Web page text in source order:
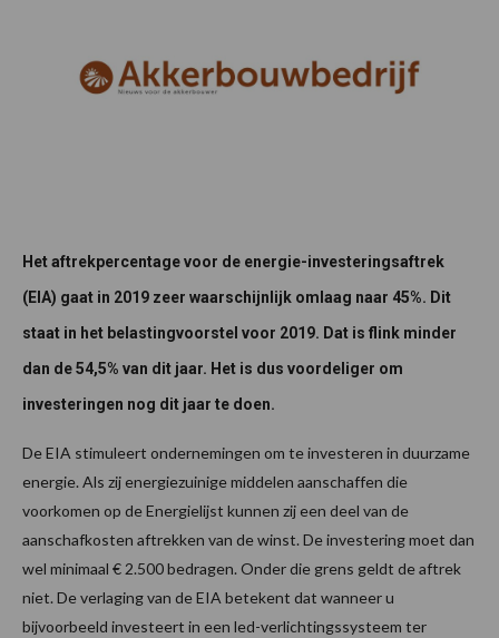
Het aftrekpercentage voor de energie-investeringsaftrek
(EIA) gaat in 2019 zeer waarschijnlijk omlaag naar 45%. Dit
staat in het belastingvoorstel voor 2019. Dat is flink minder
dan de 54,5% van dit jaar. Het is dus voordeliger om
investeringen nog dit jaar te doen.
De EIA stimuleert ondernemingen om te investeren in duurzame
energie. Als zij energiezuinige middelen aanschaffen die
voorkomen op de Energielijst kunnen zij een deel van de
aanschafkosten aftrekken van de winst. De investering moet dan
wel minimaal € 2.500 bedragen. Onder die grens geldt de aftrek
niet. De verlaging van de EIA betekent dat wanneer u
bijvoorbeeld investeert in een led-verlichtingssysteem ter